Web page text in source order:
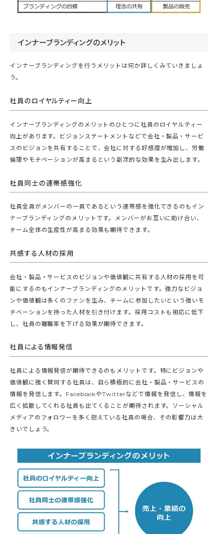
インナーブランディングのメリット
インナーブランディングを行うメリットは何か詳しくみていきましょ
う。
社員のロイヤルティー向上
インナーブランディングのメリットのひとつに社員のロイヤルティー
向上があります。ビジョンステートメントなどで会社・製品・サービ
スのビジョンを共有することで、会社に対する好感度が増加し、労働
倫理やモチベーションが高まるという副次的な効果を生み出します。
社員同士の連帯感強化
社員全員がメンバーの一員であるという連帯感を強化できるのもイン
ナーブランディングのメリットです。メンバーがお互いに助け合い、
チーム全体の生産性が高まる効果も期待できます。
共感する人材の採用
会社・製品・サービスのビジョンや価値観に共有する人材の採用を可
能にするのもインナーブランディングのメリットです。強力なビジョ
ンや価値観は多くのファンを生み、チームに参加したいという強いモ
チベーションを持った人材を引き付けます。採用コストも相応に低下
し、社員の離職率を下げる効果が期待できます。
社員による情報発信
社員による情報発信が期待できるのもメリットです。特にビジョンや
価値観に強く賛同する社員は、自ら積極的に会社・製品・サービスの
情報を発信します。FacebookやTwitterなどで情報を発信し、情報を
広く拡散してくれる社員も出てくることが期待されます。ソーシャル
メディアのフォロワーを多く抱えている社員の場合、その影響力は大
きいでしょう。